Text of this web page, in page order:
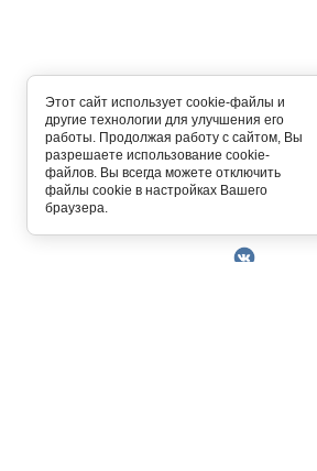
Copyright © 2014 - 2026
Этот сайт использует cookie-файлы и
другие технологии для улучшения его
работы. Продолжая работу с сайтом, Вы
разрешаете использование cookie-
файлов. Вы всегда можете отключить
файлы cookie в настройках Вашего
браузера.